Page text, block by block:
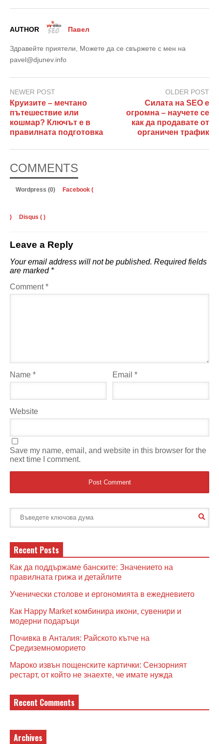
AUTHOR Павел
Здравейте приятели, Можете да се свържете с мен на
pavel@djunev.info
NEWER POST
Круизите – мечтано
пътешествие или
кошмар? Ключът е в
правилната подготовка
OLDER POST
Силата на SEO е
огромна – научете се
как да продавате от
органичен трафик
COMMENTS
Wordpress (0) Facebook (
) Disqus ( )
Leave a Reply
Your email address will not be published. Required fields
are marked *
Comment*
Name * Email*
Website
Save my name, email, and website in this browser for the
next time I comment.
Recent Posts
Как да поддържаме банските: Значението на
правилната грижа и детайлите
Ученически столове и ергономията в ежедневието
Как Happy Market комбинира икони, сувенири и
модерни подаръци
Почивка в Анталия: Райското кътче на
Средиземноморието
Мароко извън пощенските картички: Сензорният
рестарт, от който не знаехте, че имате нужда
Recent Comments
Archives